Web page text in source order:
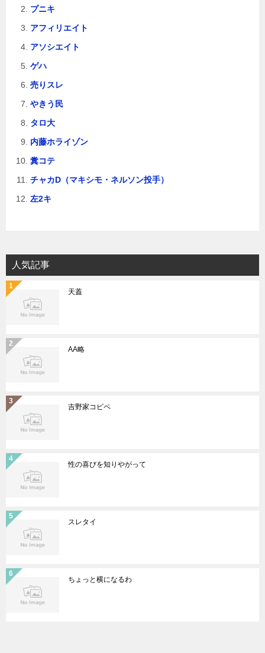
プニキ
アフィリエイト
アソシエイト
ゲハ
売りスレ
やきう民
タロ大
内藤ホライゾン
糞コテ
チャカD（マキシモ・ネルソン投手）
左2キ
人気記事
天蓋
AA略
吉野家コピペ
性の喜びを知りやがって
スレタイ
ちょっと横になるわ